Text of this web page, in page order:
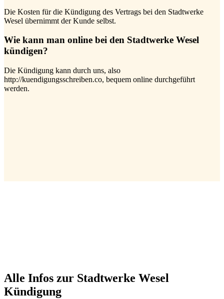
Die Kosten für die Kündigung des Vertrags bei den Stadtwerke
Wesel übernimmt der Kunde selbst.
Wie kann man online bei den Stadtwerke Wesel
kündigen?
Die Kündigung kann durch uns, also
http://kuendigungsschreiben.co, bequem online durchgeführt
werden.
Alle Infos zur Stadtwerke Wesel
Kündigung